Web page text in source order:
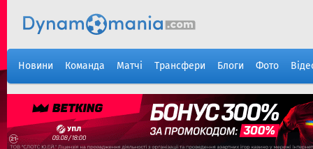
Новини Команда Матчі Трансфери Блоги Фото